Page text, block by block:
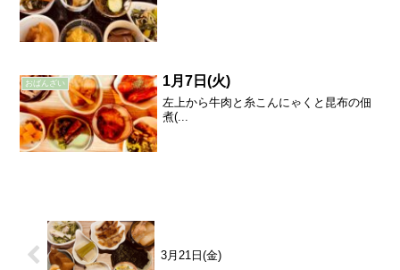
おばんざい 1月7日(火)
左上から牛肉と糸こんにゃくと昆布の佃
煮(...
3月21日(金)